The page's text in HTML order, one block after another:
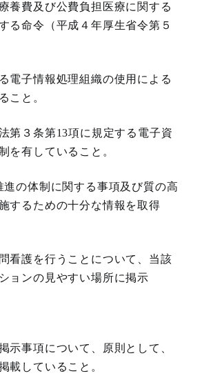
養費及び公費負担医療に関する
る命令（平成４年厚生省令第５
電子情報処理組織の使用による
こと。
第３条第13項に規定する電子資
を有していること。
進の体制に関する事項及び質の高
するための十分な情報を取得
看護を行うことについて、当該
ョンの見やすい場所に掲示
示事項について、原則として、
載していること。